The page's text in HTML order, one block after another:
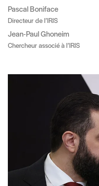
Pascal Boniface
Directeur de l’IRIS
Jean-Paul Ghoneim
Chercheur associé à l’IRIS